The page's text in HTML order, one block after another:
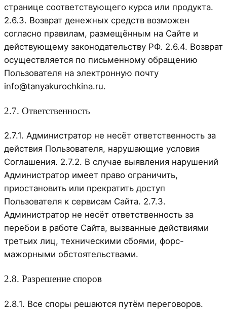
странице соответствующего курса или продукта.
2.6.3. Возврат денежных средств возможен
согласно правилам, размещённым на Сайте и
действующему законодательству РФ. 2.6.4. Возврат
осуществляется по письменному обращению
Пользователя на электронную почту
info@tanyakurochkina.ru.
2.7. Ответственность
2.7.1. Администратор не несёт ответственность за
действия Пользователя, нарушающие условия
Соглашения. 2.7.2. В случае выявления нарушений
Администратор имеет право ограничить,
приостановить или прекратить доступ
Пользователя к сервисам Сайта. 2.7.3.
Администратор не несёт ответственность за
перебои в работе Сайта, вызванные действиями
третьих лиц, техническими сбоями, форс-
мажорными обстоятельствами.
2.8. Разрешение споров
2.8.1. Все споры решаются путём переговоров.